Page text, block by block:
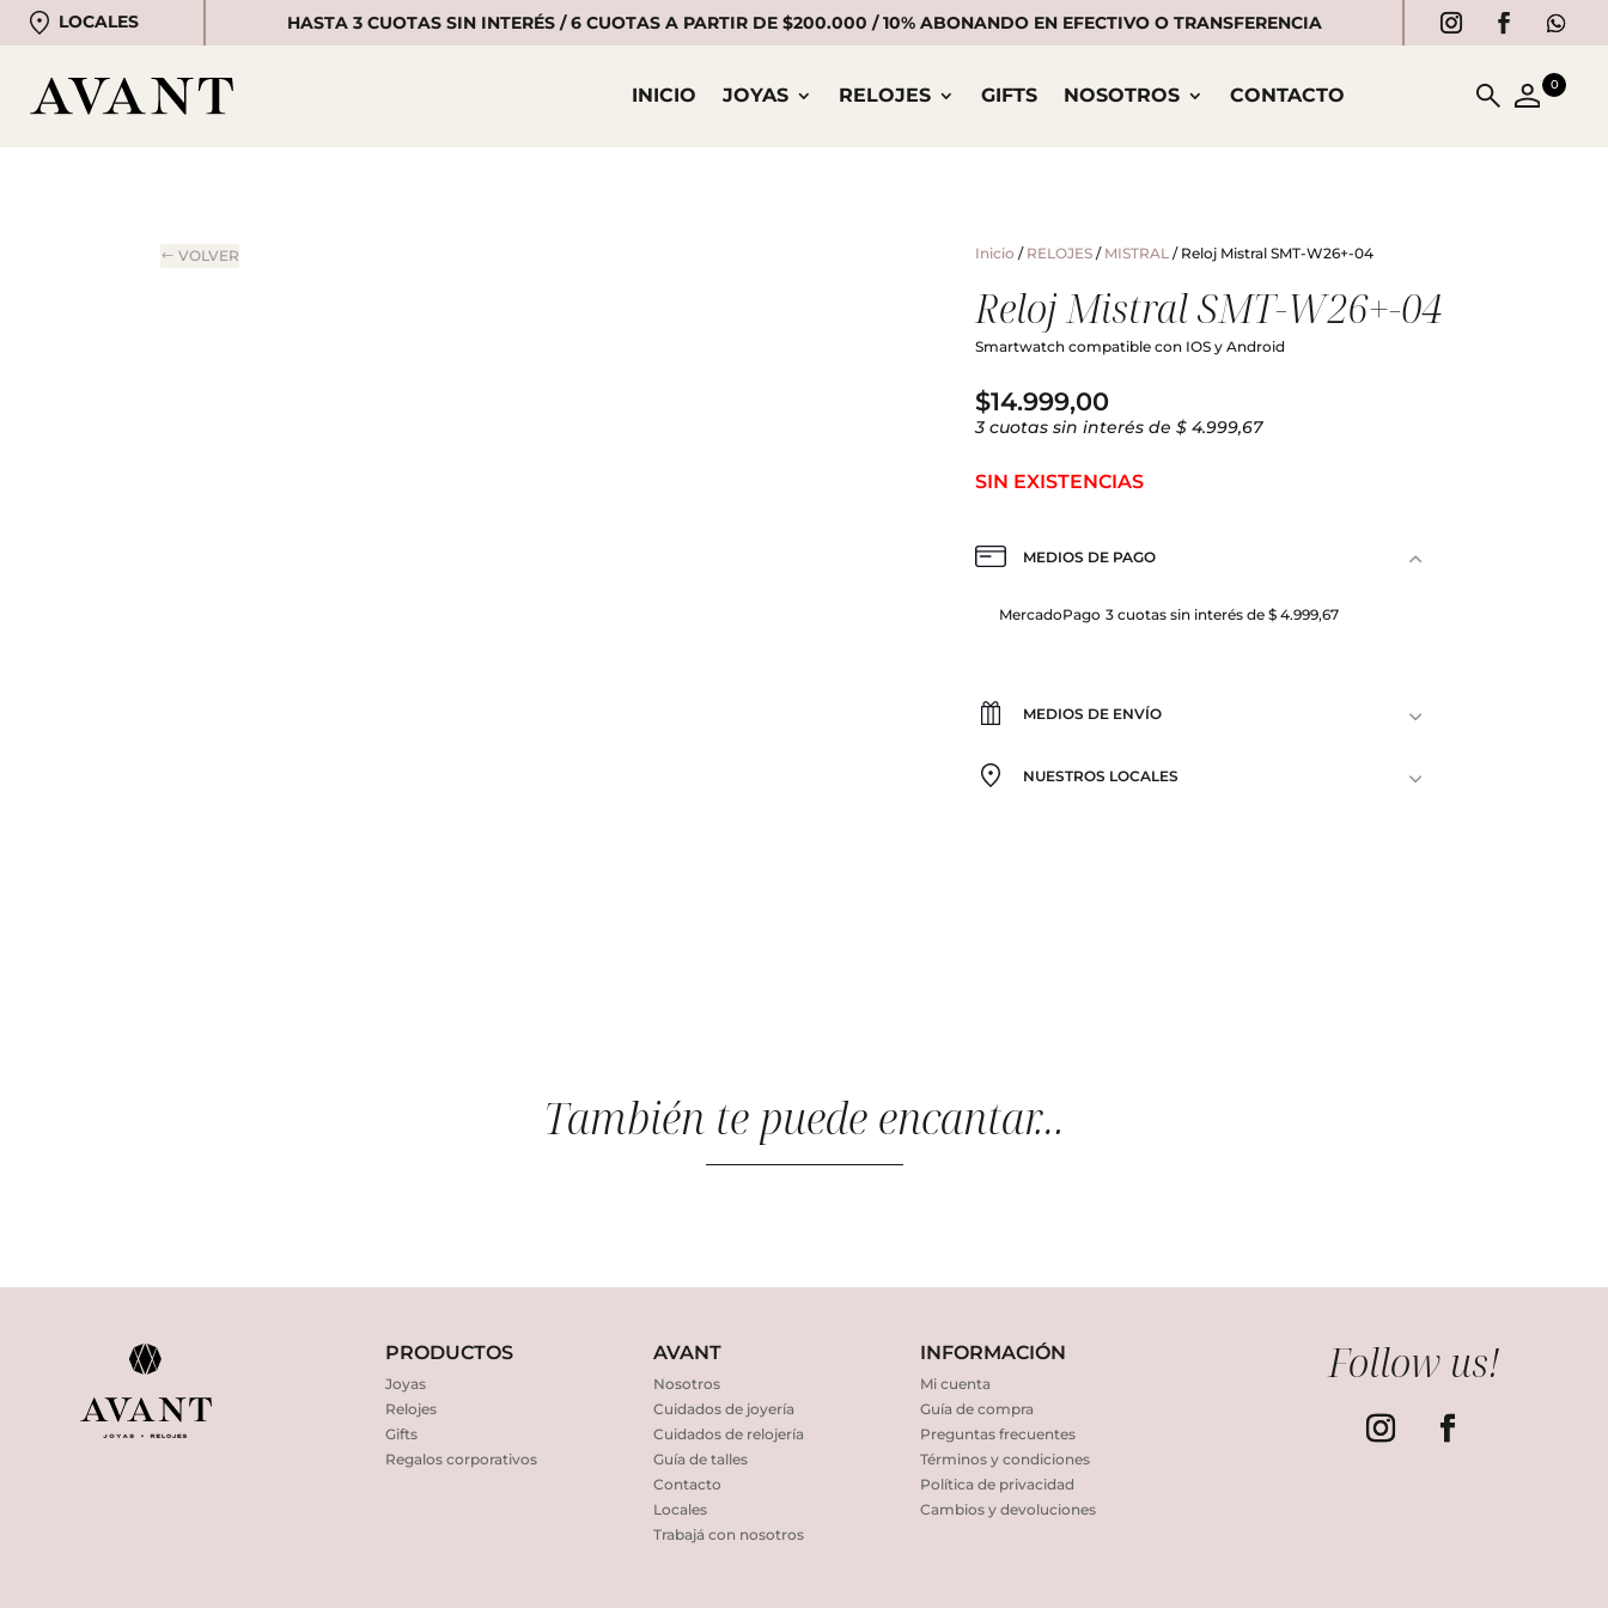
LOCALES HASTA 3 CUOTAS SIN INTERÉS / 6 CUOTAS A PARTIR DE $200.000 / 10% ABONANDO EN EFECTIVO O TRANSFERENCIA
INICIO JOYAS RELOJES GIFTS NOSOTROS CONTACTO 0
VOLVER Inicio / RELOJES/ MISTRAL / Reloj Mistral SMT-W26+-04
Reloj Mistral SMT-W26+-04
Smartwatch compatible con IOS y Android
$14.999,00
3 cuotas sin interés de $ 4.999,67
SIN EXISTENCIAS
MEDIOS DE PAGO
MercadoPago 3 cuotas sin interés de $ 4.999,67
MEDIOS DE ENVÍO
NUESTROS LOCALES
También te puede encantar…
PRODUCTOS
Joyas
Relojes
Gifts
Regalos corporativos
AVANT
Nosotros
Cuidados de joyería
Cuidados de relojería
Guía de talles
Contacto
Locales
Trabajá con nosotros
INFORMACIÓN
Mi cuenta
Guía de compra
Preguntas frecuentes
Términos y condiciones
Política de privacidad
Cambios y devoluciones
Follow us!